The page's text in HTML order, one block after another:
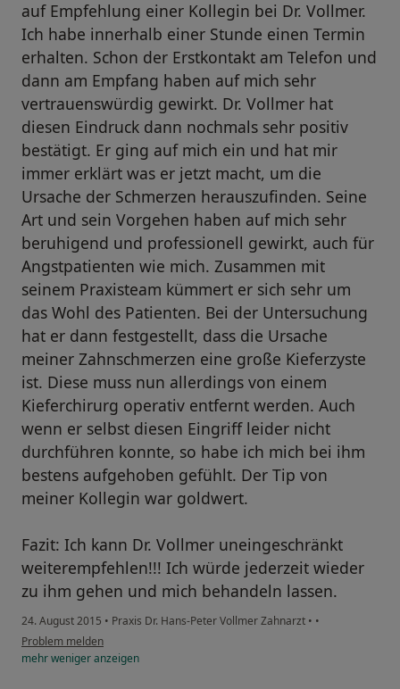
auf Empfehlung einer Kollegin bei Dr. Vollmer.
Ich habe innerhalb einer Stunde einen Termin
erhalten. Schon der Erstkontakt am Telefon und
dann am Empfang haben auf mich sehr
vertrauenswürdig gewirkt. Dr. Vollmer hat
diesen Eindruck dann nochmals sehr positiv
bestätigt. Er ging auf mich ein und hat mir
immer erklärt was er jetzt macht, um die
Ursache der Schmerzen herauszufinden. Seine
Art und sein Vorgehen haben auf mich sehr
beruhigend und professionell gewirkt, auch für
Angstpatienten wie mich. Zusammen mit
seinem Praxisteam kümmert er sich sehr um
das Wohl des Patienten. Bei der Untersuchung
hat er dann festgestellt, dass die Ursache
meiner Zahnschmerzen eine große Kieferzyste
ist. Diese muss nun allerdings von einem
Kieferchirurg operativ entfernt werden. Auch
wenn er selbst diesen Eingriff leider nicht
durchführen konnte, so habe ich mich bei ihm
bestens aufgehoben gefühlt. Der Tip von
meiner Kollegin war goldwert.
Fazit: Ich kann Dr. Vollmer uneingeschränkt
weiterempfehlen!!! Ich würde jederzeit wieder
zu ihm gehen und mich behandeln lassen.
24. August 2015 • Praxis Dr. Hans-Peter Vollmer Zahnarzt • •
Problem melden
mehrwenigeranzeigen